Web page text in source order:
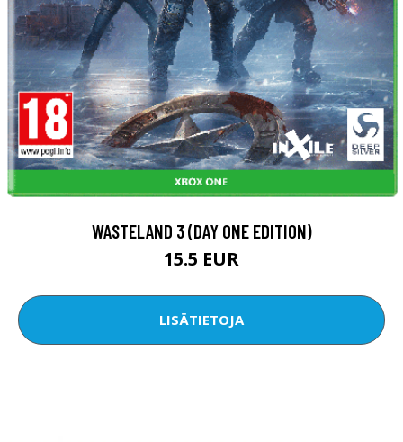
WASTELAND 3 (DAY ONE EDITION)
15.5 EUR
LISÄTIETOJA